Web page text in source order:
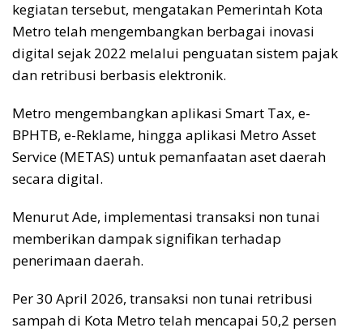
kegiatan tersebut, mengatakan Pemerintah Kota
Metro telah mengembangkan berbagai inovasi
digital sejak 2022 melalui penguatan sistem pajak
dan retribusi berbasis elektronik.
Metro mengembangkan aplikasi Smart Tax, e-
BPHTB, e-Reklame, hingga aplikasi Metro Asset
Service (METAS) untuk pemanfaatan aset daerah
secara digital.
Menurut Ade, implementasi transaksi non tunai
memberikan dampak signifikan terhadap
penerimaan daerah.
Per 30 April 2026, transaksi non tunai retribusi
sampah di Kota Metro telah mencapai 50,2 persen